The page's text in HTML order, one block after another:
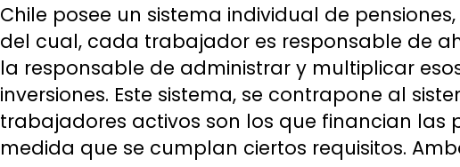
Chile posee un sistema individual de
del cual, cada trabajador es responsable de
la responsable de administrar y multiplicar
inversiones. Este sistema, se contrapone al
trabajadores activos son los que financian las
medida que se cumplan ciertos requisitos.